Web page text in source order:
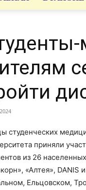
студенческих
приняли
из 26
«Алтея»,
Ельцовском,